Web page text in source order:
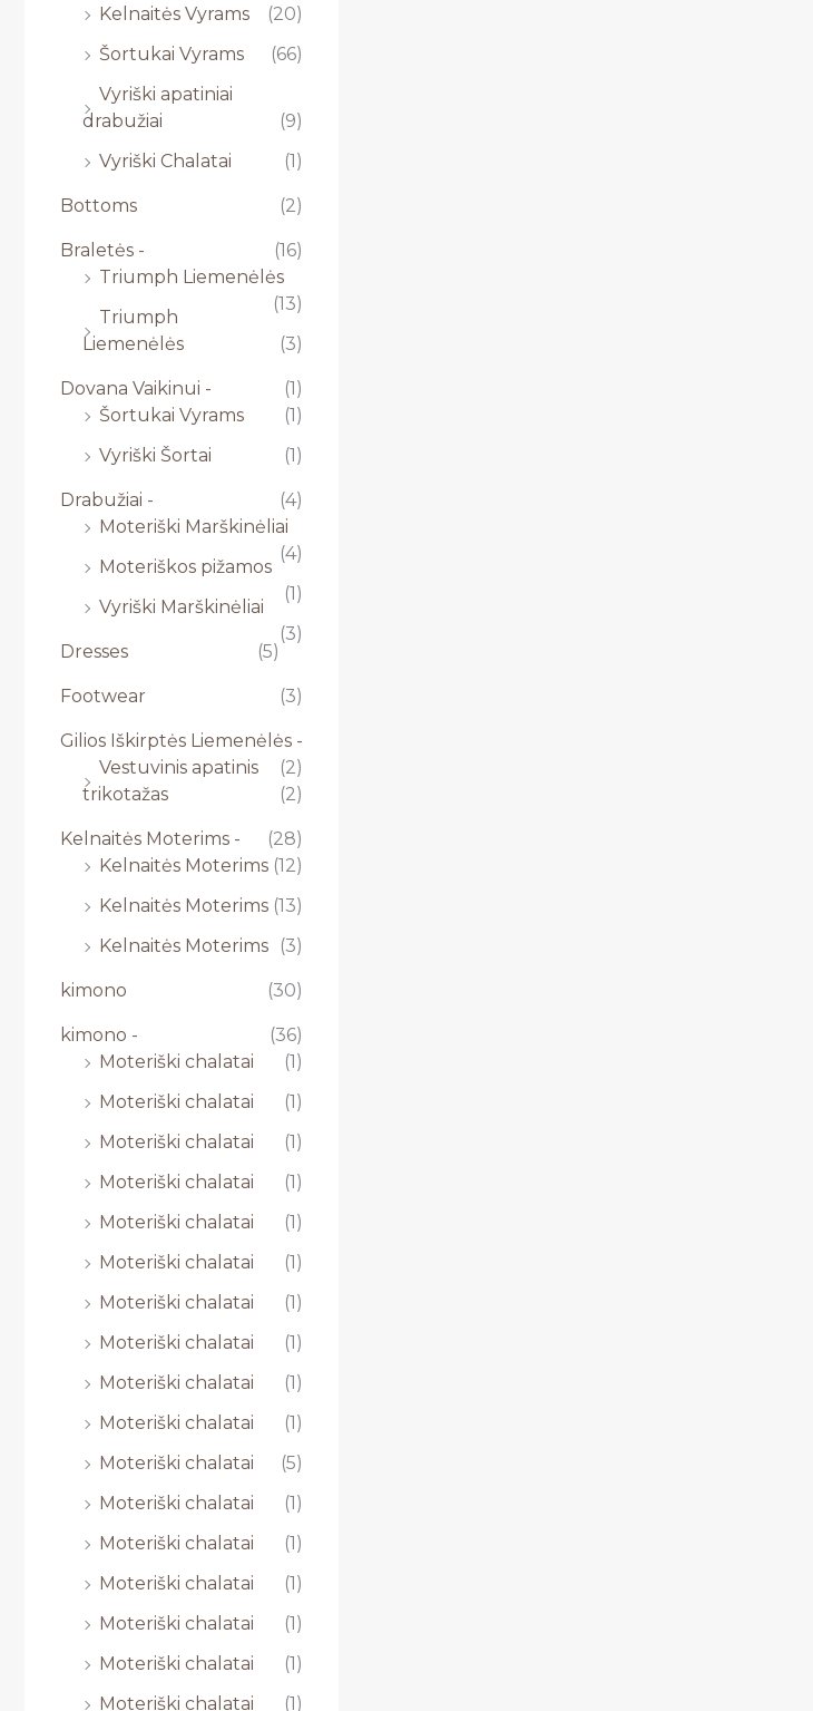
Kelnaitės Vyrams
(20)
Šortukai Vyrams
(66)
Vyriški apatiniai
drabužiai
(9)
Vyriški Chalatai
(1)
Bottoms (2)
Braletės -
(16)
Triumph Liemenėlės
(13)
Triumph
Liemenėlės
(3)
Dovana Vaikinui -
(1)
Šortukai Vyrams
(1)
Vyriški Šortai
(1)
Drabužiai -
(4)
Moteriški Marškinėliai
(4)
Moteriškos pižamos
(1)
Vyriški Marškinėliai
(3)
Dresses
(5)
Footwear (3)
Gilios Iškirptės Liemenėlės -
(2)
Vestuvinis apatinis
trikotažas
(2)
Kelnaitės Moterims -
(28)
Kelnaitės Moterims (12)
Kelnaitės Moterims (13)
Kelnaitės Moterims
(3)
kimono (30)
kimono -
(36)
Moteriški chalatai
(1)
Moteriški chalatai
(1)
Moteriški chalatai
(1)
Moteriški chalatai
(1)
Moteriški chalatai
(1)
Moteriški chalatai
(1)
Moteriški chalatai
(1)
Moteriški chalatai
(1)
Moteriški chalatai
(1)
Moteriški chalatai
(1)
Moteriški chalatai
(5)
Moteriški chalatai
(1)
Moteriški chalatai
(1)
Moteriški chalatai
(1)
Moteriški chalatai
(1)
Moteriški chalatai
(1)
Moteriški chalatai
(1)